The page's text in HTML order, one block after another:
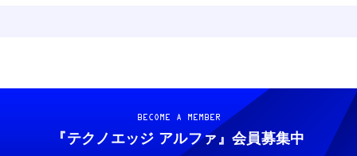
BECOME A MEMBER
『テクノエッジ アルファ』 会員募集中